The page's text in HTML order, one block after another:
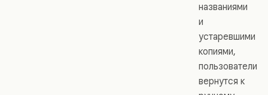
названиями
и
устаревшими
копиями,
пользователи
вернутся к